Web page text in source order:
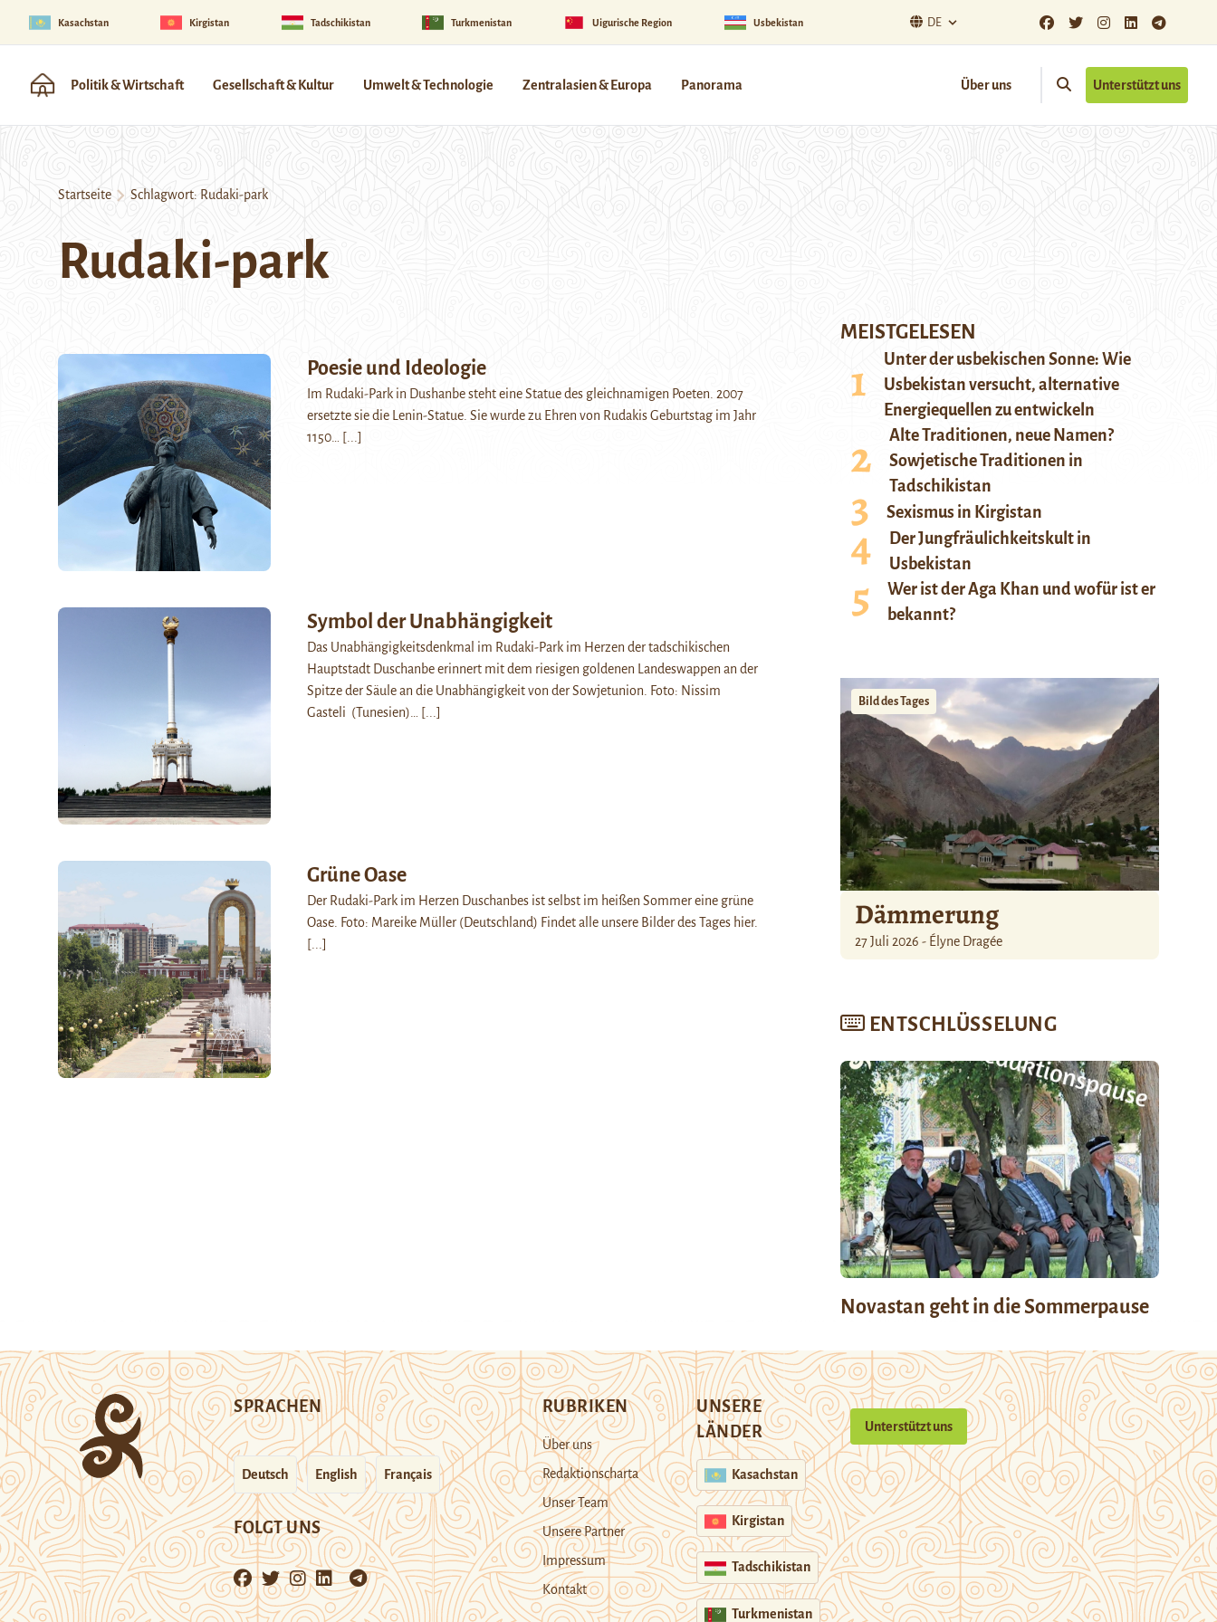
Kasachstan Kirgistan Tadschikistan Turkmenistan Uigurische Region Usbekistan DE
Politik & Wirtschaft Gesellschaft & Kultur Umwelt & Technologie Zentralasien & Europa Panorama Über uns Unterstützt uns
Startseite Schlagwort: Rudaki-park
Rudaki-park
Poesie und Ideologie
Im Rudaki-Park in Dushanbe steht eine Statue des gleichnamigen Poeten. 2007
ersetzte sie die Lenin-Statue. Sie wurde zu Ehren von Rudakis Geburtstag im Jahr
1150…
[...]
Symbol der Unabhängigkeit
Das Unabhängigkeitsdenkmal im Rudaki-Park im Herzen der tadschikischen
Hauptstadt Duschanbe erinnert mit dem riesigen goldenen Landeswappen an der
Spitze der Säule an die Unabhängigkeit von der Sowjetunion. Foto: Nissim
Gasteli (Tunesien)…
[...]
Grüne Oase
Der Rudaki-Park im Herzen Duschanbes ist selbst im heißen Sommer eine grüne
Oase. Foto: Mareike Müller (Deutschland) Findet alle unsere Bilder des Tages hier.
[...]
MEISTGELESEN
Unter der usbekischen Sonne: Wie
Usbekistan versucht, alternative
Energiequellen zu entwickeln
Alte Traditionen, neue Namen?
Sowjetische Traditionen in
Tadschikistan
Sexismus in Kirgistan
Der Jungfräulichkeitskult in
Usbekistan
Wer ist der Aga Khan und wofür ist er
bekannt?
Bild des Tages
Dämmerung
27 Juli 2026 - Élyne Dragée
ENTSCHLÜSSELUNG
Novastan geht in die Sommerpause
SPRACHEN
Deutsch English Français
FOLGT UNS
RUBRIKEN
Über uns
Redaktionscharta
Unser Team
Unsere Partner
Impressum
Kontakt
UNSERE
LÄNDER
Kasachstan
Kirgistan
Tadschikistan
Turkmenistan
Unterstützt uns